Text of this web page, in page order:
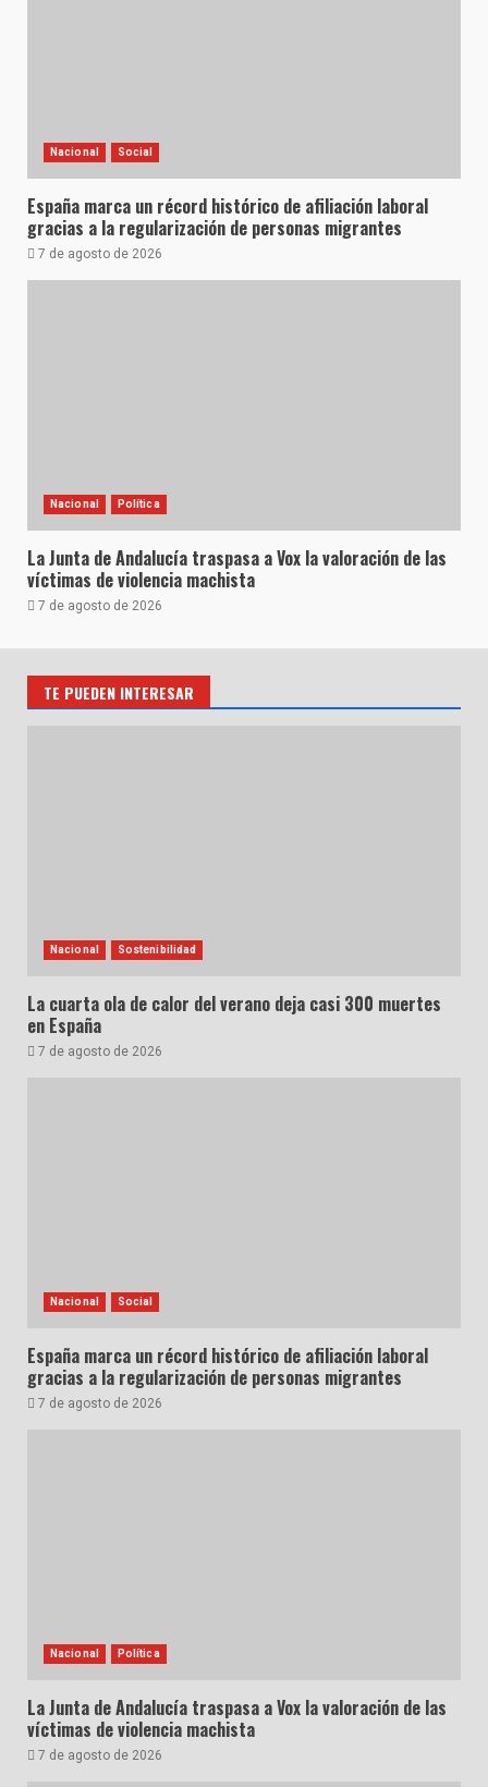
Nacional Social
España marca un récord histórico de afiliación laboral
gracias a la regularización de personas migrantes
7 de agosto de 2026
Nacional Política
La Junta de Andalucía traspasa a Vox la valoración de las
víctimas de violencia machista
7 de agosto de 2026
TE PUEDEN INTERESAR
Nacional Sostenibilidad
La cuarta ola de calor del verano deja casi 300 muertes
en España
7 de agosto de 2026
Nacional Social
España marca un récord histórico de afiliación laboral
gracias a la regularización de personas migrantes
7 de agosto de 2026
Nacional Política
La Junta de Andalucía traspasa a Vox la valoración de las
víctimas de violencia machista
7 de agosto de 2026